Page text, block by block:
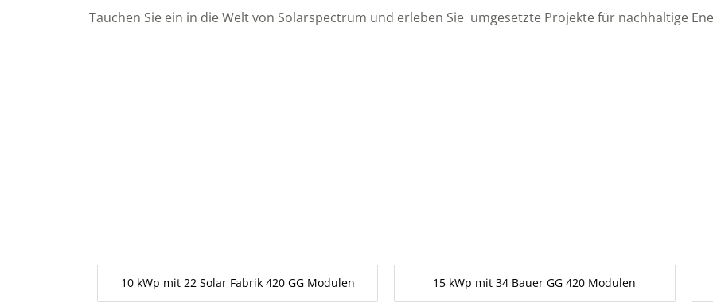
Tauchen Sie ein in die Welt von Solarspectrum und erleben Sie umgesetzte Projekte für nachhaltige
10 kWp mit 22 Solar Fabrik 420 GG Modulen 15 kWp mit 34 Bauer GG 420 Modulen